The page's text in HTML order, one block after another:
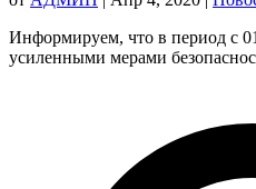
Информируем, что в период с
усиленными мерами